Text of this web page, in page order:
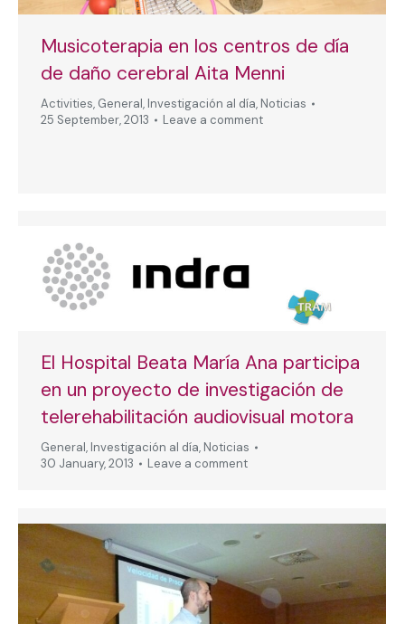
Musicoterapia en los centros de día
de daño cerebral Aita Menni
Activities, General, Investigación al día, Noticias
25 September, 2013
Leave a comment
El Hospital Beata María Ana participa
en un proyecto de investigación de
telerehabilitación audiovisual motora
General, Investigación al día, Noticias
30 January, 2013
Leave a comment